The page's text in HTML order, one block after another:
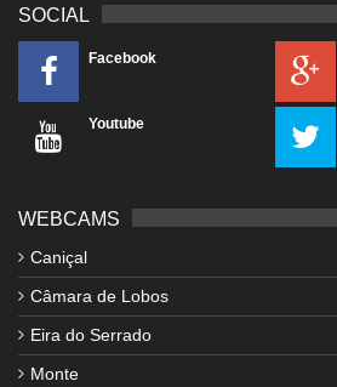
SOCIAL
Facebook
Youtube
WEBCAMS
Caniçal
Câmara de Lobos
Eira do Serrado
Monte